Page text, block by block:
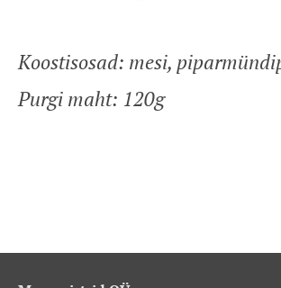
Koostisosad: mesi,
Purgi maht: 120g